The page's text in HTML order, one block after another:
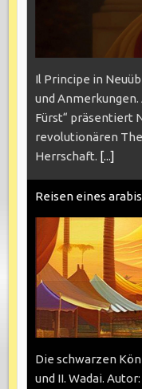
Il Principe in
und Anmerkungen.
Fürst“ präsentiert
revolutionären
Herrschaft. [...]
Reisen eines
Die schwarzen
und II. Wadai.